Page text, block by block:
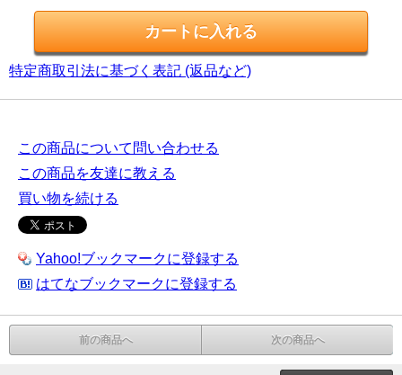
特定商取引法に基づく表記 (返品など)
この商品について問い合わせる
この商品を友達に教える
買い物を続ける
Yahoo!ブックマークに登録する
はてなブックマークに登録する
前の商品へ 次の商品へ